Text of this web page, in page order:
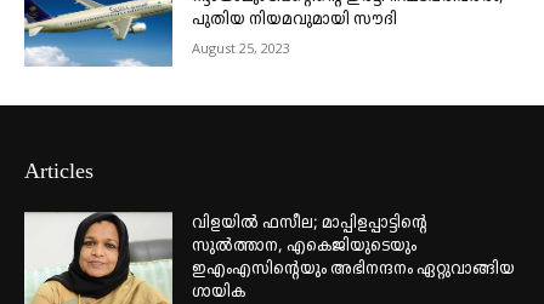
പുതിയ നിയമവുമായി സൗദി
August 25, 2023
Articles
വിളയിൽ ഫസീല; മാപ്പിളപ്പാട്ടിന്റെ
സുൽത്താന, എകെജിയുടെയും
ഇഎംഎസിന്റെയും അഭിനന്ദനം ഏറ്റുവാങ്ങിയ
ഗായിക